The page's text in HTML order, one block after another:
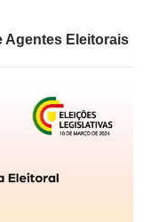
Agentes Eleitorais